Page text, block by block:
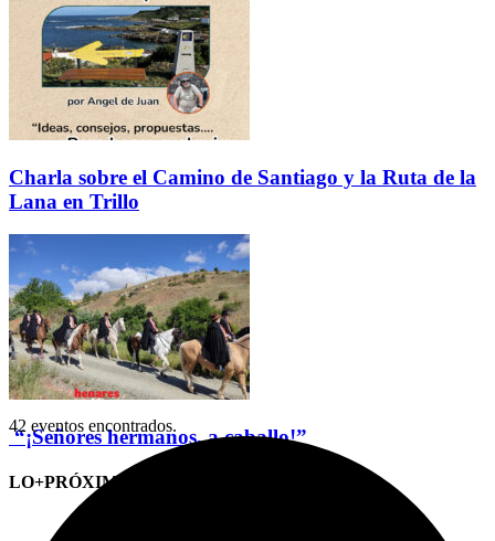
Charla sobre el Camino de Santiago y la Ruta de la
Lana en Trillo
“¡Señores hermanos, a caballo!”
LO+PRÓXIMO (CITAS)
42 eventos encontrados.